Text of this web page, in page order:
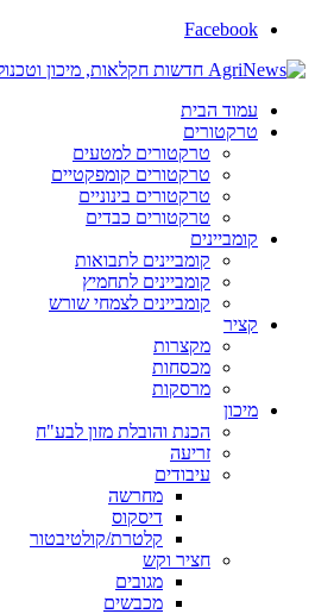
Facebook
עמוד הבית
טרקטורים
טרקטורים למטעים
טרקטורים קומפקטיים
טרקטורים בינוניים
טרקטורים כבדים
קומביינים
קומביינים לתבואות
קומביינים לתחמיץ
קומביינים לצמחי שורש
קציר
מקצרות
מכסחות
מרסקות
מיכון
הכנת והובלת מזון לבע"ח
זריעה
עיבודים
מחרשה
דיסקוס
קלטרת/קולטיבטור
חציר וקש
מגובים
מכבשים